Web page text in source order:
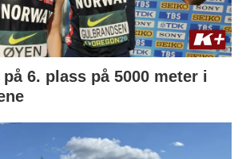
6. plass på 5000 meter i